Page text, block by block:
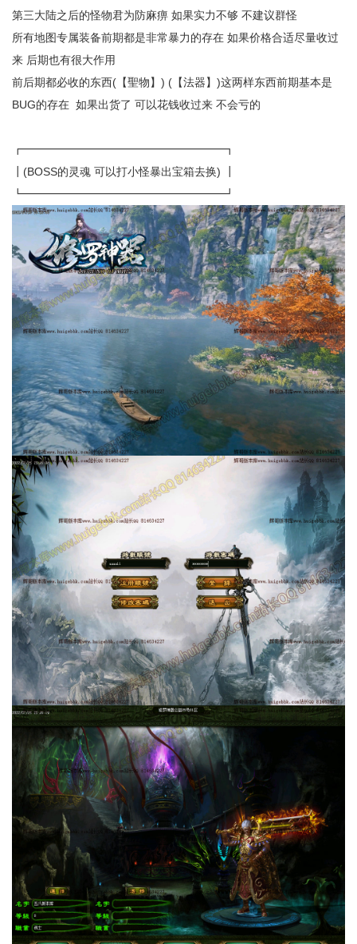
第三大陆之后的怪物君为防麻痹 如果实力不够 不建议群怪
所有地图专属装备前期都是非常暴力的存在 如果价格合适尽量收过
来 后期也有很大作用
前后期都必收的东西(【聖物】) (【法器】)这两样东西前期基本是
BUG的存在 如果出货了 可以花钱收过来 不会亏的
┏━━━━━━━━━━━━━━━━━━┓
┃(BOSS的灵魂 可以打小怪暴出宝箱去换) ┃
┗━━━━━━━━━━━━━━━━━━┛